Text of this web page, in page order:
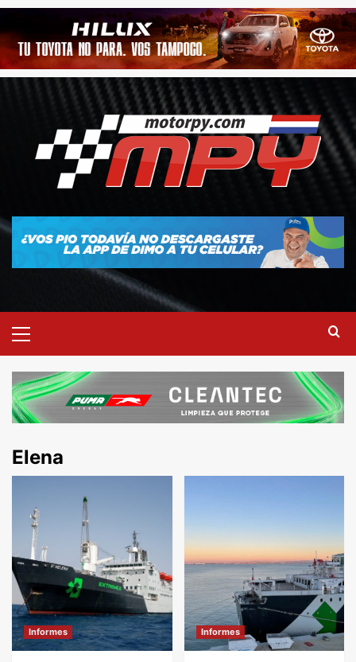
Elena
Informes Informes